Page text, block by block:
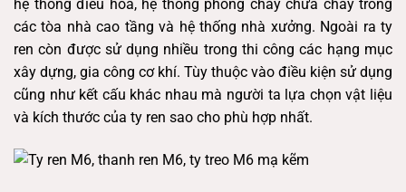
hệ thống điều hòa, hệ thống phòng cháy chữa cháy trong
các tòa nhà cao tầng và hệ thống nhà xưởng. Ngoài ra ty
ren còn được sử dụng nhiều trong thi công các hạng mục
xây dựng, gia công cơ khí. Tùy thuộc vào điều kiện sử dụng
cũng như kết cấu khác nhau mà người ta lựa chọn vật liệu
và kích thước của ty ren sao cho phù hợp nhất.